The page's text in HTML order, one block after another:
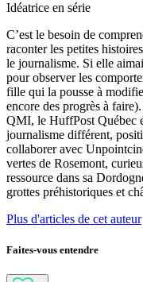
Idéatrice en série
C’est le besoin de
raconter les petites
le journalisme. Si elle
pour observer les
fille qui la pousse à
encore des progrès à
QMI, le HuffPost Québec
journalisme différent,
collaborer avec
vertes de Rosemont,
ressource dans sa
grottes préhistoriques et
Plus d'articles de cet auteur
Faites-vous entendre